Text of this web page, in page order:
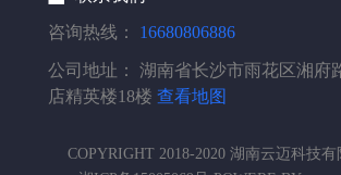
咨询热线：
16680806886
公司地址：
湖南省长沙市雨花区湘府
店精英楼18楼 查看地图
COPYRIGHT 2018-2020 湖南云迈科技